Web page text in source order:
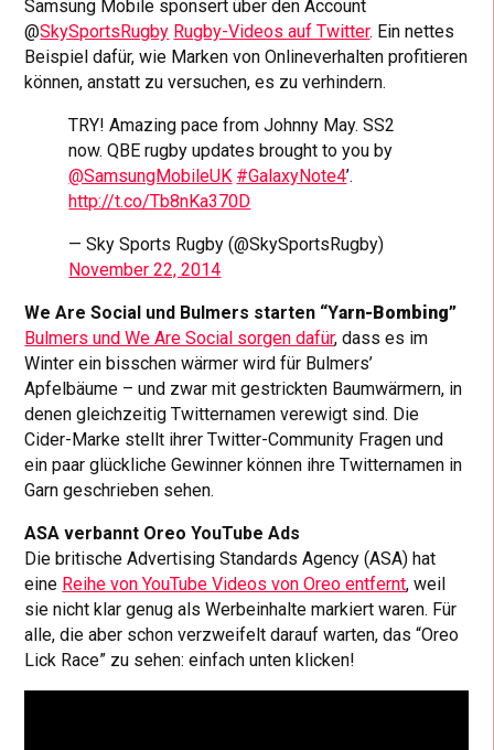
Samsung Mobile sponsert über den Account
@SkySportsRugby Rugby-Videos auf Twitter. Ein nettes
Beispiel dafür, wie Marken von Onlineverhalten profitieren
können, anstatt zu versuchen, es zu verhindern.
TRY! Amazing pace from Johnny May. SS2
now. QBE rugby updates brought to you by
@SamsungMobileUK #GalaxyNote4’.
http://t.co/Tb8nKa370D
— Sky Sports Rugby (@SkySportsRugby)
November 22, 2014
We Are Social und Bulmers starten “Yarn-Bombing”
Bulmers und We Are Social sorgen dafür, dass es im
Winter ein bisschen wärmer wird für Bulmers’
Apfelbäume – und zwar mit gestrickten Baumwärmern, in
denen gleichzeitig Twitternamen verewigt sind. Die
Cider-Marke stellt ihrer Twitter-Community Fragen und
ein paar glückliche Gewinner können ihre Twitternamen in
Garn geschrieben sehen.
ASA verbannt Oreo YouTube Ads
Die britische Advertising Standards Agency (ASA) hat
eine Reihe von YouTube Videos von Oreo entfernt, weil
sie nicht klar genug als Werbeinhalte markiert waren. Für
alle, die aber schon verzweifelt darauf warten, das “Oreo
Lick Race” zu sehen: einfach unten klicken!